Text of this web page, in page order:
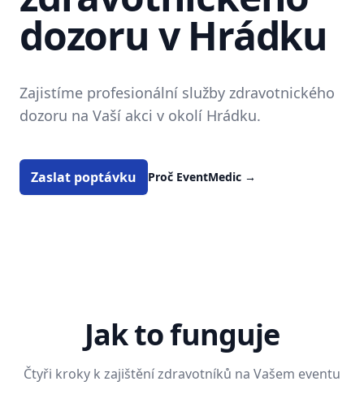
dozoru v Hrádku
Zajistíme profesionální služby zdravotnického
dozoru na Vaší akci v okolí Hrádku.
Zaslat poptávku Proč EventMedic →
Jak to funguje
Čtyři kroky k zajištění zdravotníků na Vašem eventu